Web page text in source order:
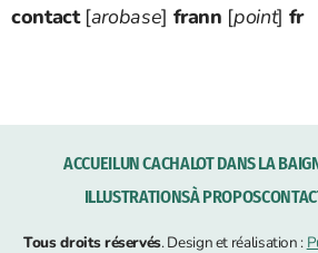
contact[arobase] frann [point] fr
ACCUEILUN CACHALOT DANS LA
ILLUSTRATIONSÀ PROPOS
Tous droits réservés. Design et réalisation :